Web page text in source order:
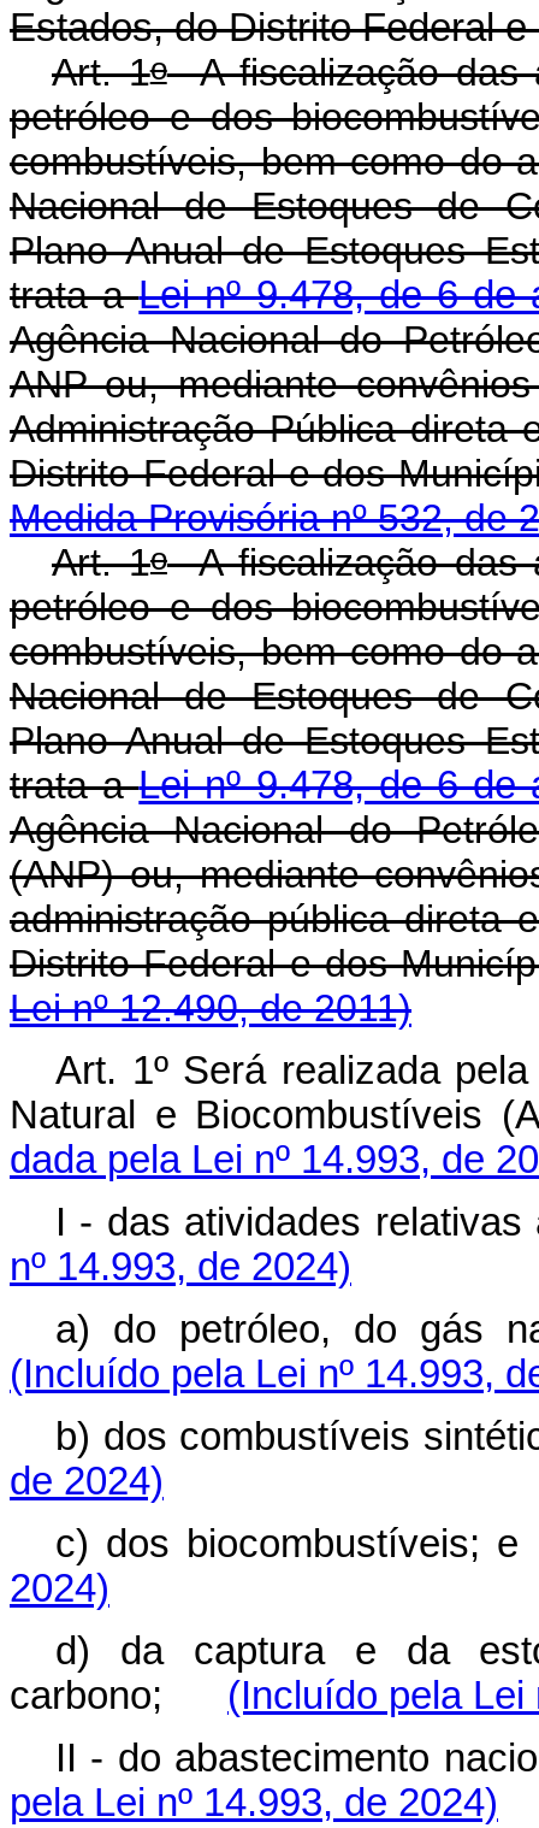
Estados, do Distrito Federal
Art. 1oA fiscalização das
petróleo e dos
combustíveis, bem como do
Nacional de Estoques de
Plano Anual de Estoques
trata aLei nº 9.478, de 6 de
Agência Nacional do
ANP ou, mediante
Administração Pública direta
Distrito Federal e
Medida Provisória nº 532, de
Art. 1oA fiscalização das
petróleo e dos
combustíveis, bem como do
Nacional de Estoques de
Plano Anual de Estoques
trata aLei nº 9.478, de 6 de
Agência Nacional do
(ANP) ou, mediante
administração pública direta
Distrito Federal e
Lei nº 12.490, de 2011)
Art. 1º Será realizada
Natural e
dada pela Lei nº 14.993, de
I - das atividades
nº 14.993, de 2024)
a) do petróleo, do
(Incluído pela Lei nº 14.993,
b) dos combustíveis
de 2024)
c) dos
2024)
d) da captura e da
carbono; (Incluído pela Lei
II - do abastecimento
pela Lei nº 14.993, de 2024)